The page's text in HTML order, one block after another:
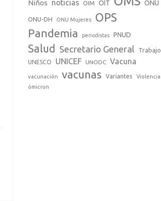
Niños noticias OIM OIT ONU
ONU-DH ONU Mujeres OPS
Pandemia periodistas PNUD
Salud Secretario General Trabajo
UNESCO UNICEF UNODC Vacuna
vacunación vacunas Variantes
Violencia
ómicron